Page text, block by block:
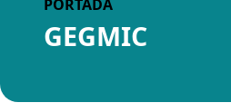
PORTADA
GEGMIC